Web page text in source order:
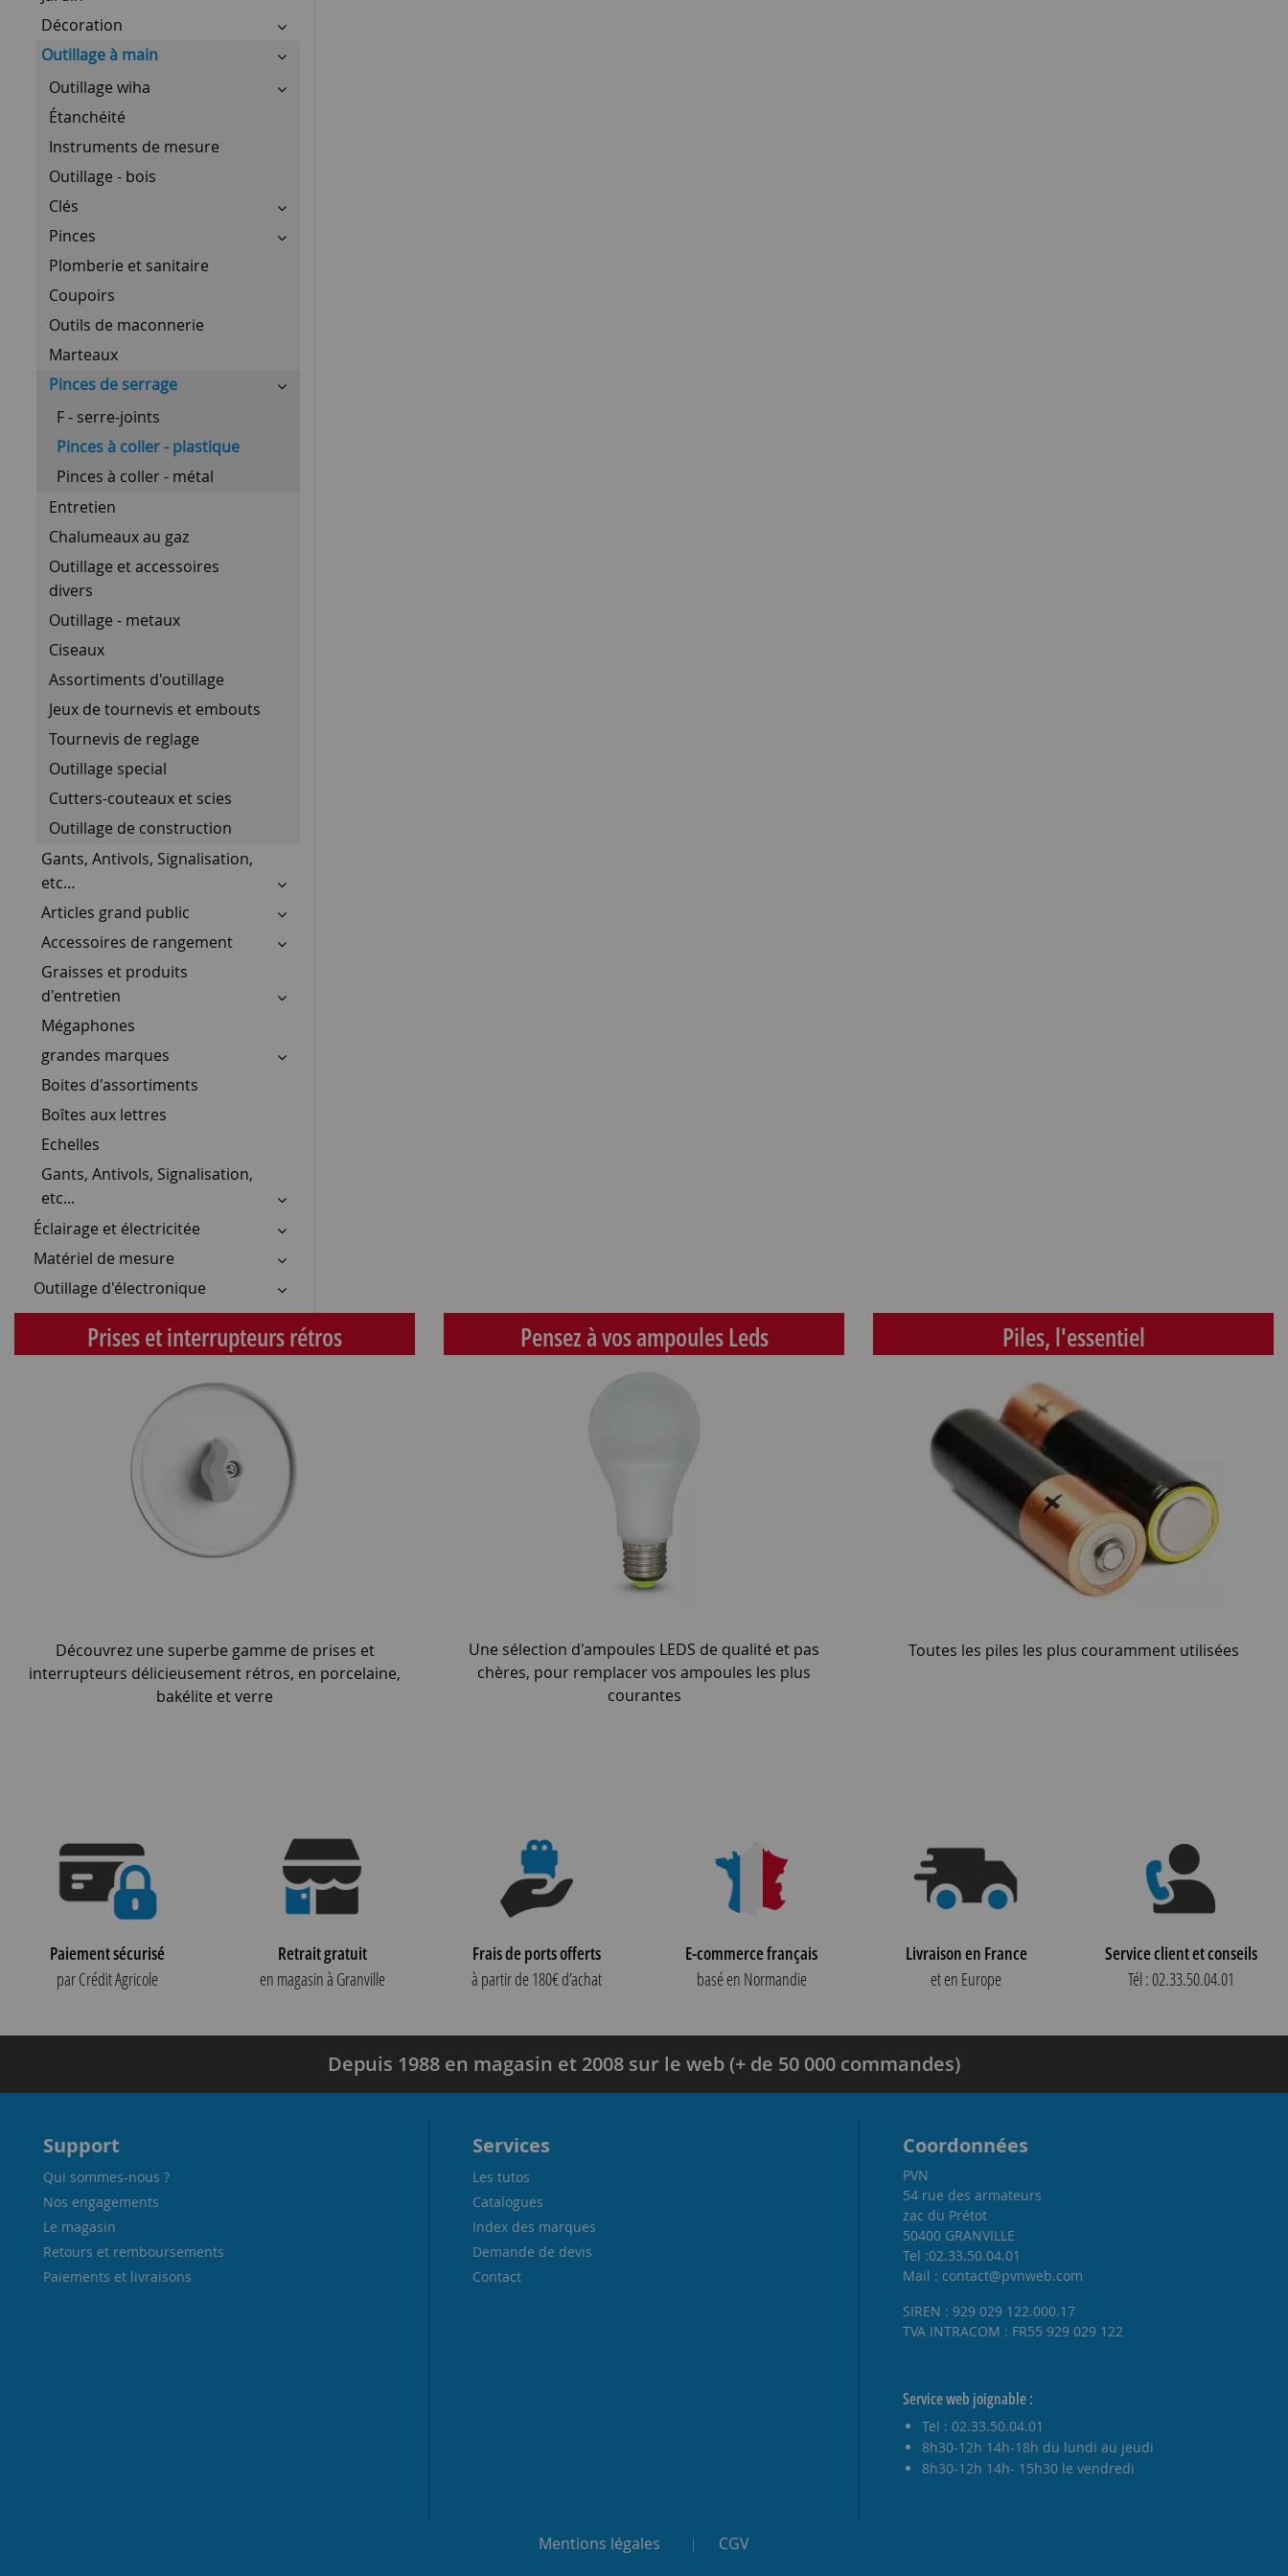
Décoration
Outillage à main
Outillage wiha
Étanchéité
Instruments de mesure
Outillage - bois
Clés
Pinces
Plomberie et sanitaire
Coupoirs
Outils de maconnerie
Marteaux
Pinces de serrage
F - serre-joints
Pinces à coller - plastique
Pinces à coller - métal
Entretien
Chalumeaux au gaz
Outillage et accessoires
divers
Outillage - metaux
Ciseaux
Assortiments d'outillage
Jeux de tournevis et embouts
Tournevis de reglage
Outillage special
Cutters-couteaux et scies
Outillage de construction
Gants, Antivols, Signalisation,
etc…
Articles grand public
Accessoires de rangement
Graisses et produits
d'entretien
Mégaphones
grandes marques
Boites d'assortiments
Boîtes aux lettres
Echelles
Gants, Antivols, Signalisation,
etc...
Éclairage et électricitée
Matériel de mesure
Outillage d'électronique
Prises et interrupteurs rétros
Découvrez une superbe gamme de prises et
interrupteurs délicieusement rétros, en porcelaine,
bakélite et verre
Pensez à vos ampoules Leds
Une sélection d'ampoules LEDS de qualité et pas
chères, pour remplacer vos ampoules les plus
courantes
Piles, l'essentiel
Toutes les piles les plus couramment utilisées
Paiement sécurisé
par Crédit Agricole
Retrait gratuit
en magasin à Granville
Frais de ports offerts
à partir de 180€ d’achat
E-commerce français
basé en Normandie
Livraison en France
et en Europe
Service client et conseils
Tél : 02.33.50.04.01
Depuis 1988 en magasin et 2008 sur le web (+ de 50 000 commandes)
Support
Qui sommes-nous ?
Nos engagements
Le magasin
Retours et remboursements
Paiements et livraisons
Services
Les tutos
Catalogues
Index des marques
Demande de devis
Contact
Coordonnées
PVN
54 rue des armateurs
zac du Prétot
50400 GRANVILLE
Tel :02.33.50.04.01
Mail : contact@pvnweb.com
SIREN : 929 029 122.000.17
TVA INTRACOM : FR55 929 029 122
Service web joignable :
Tel : 02.33.50.04.01
8h30-12h 14h-18h du lundi au jeudi
8h30-12h 14h- 15h30 le vendredi
Mentions légales | CGV